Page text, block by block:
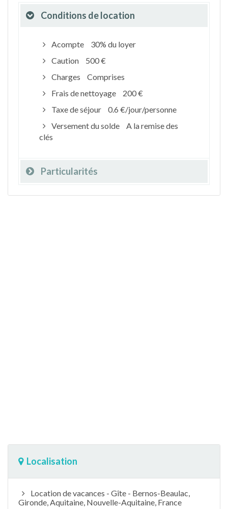
Conditions de location
Acompte
30% du loyer
Caution
500 €
Charges
Comprises
Frais de nettoyage
200 €
Taxe de séjour
0.6 €/jour/personne
Versement du solde
A la remise des
clés
Particularités
Localisation
Location de vacances - Gîte - Bernos-Beaulac,
Gironde, Aquitaine, Nouvelle-Aquitaine, France